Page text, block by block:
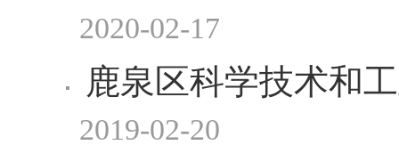
2020-02-17
鹿泉区科学技术和
2019-02-20